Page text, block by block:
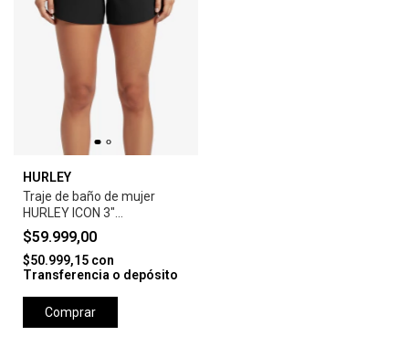
HURLEY
Traje de baño de mujer
HURLEY ICON 3"
BOARDSHORT
$59.999,00
$50.999,15 con
Transferencia o depósito
Comprar